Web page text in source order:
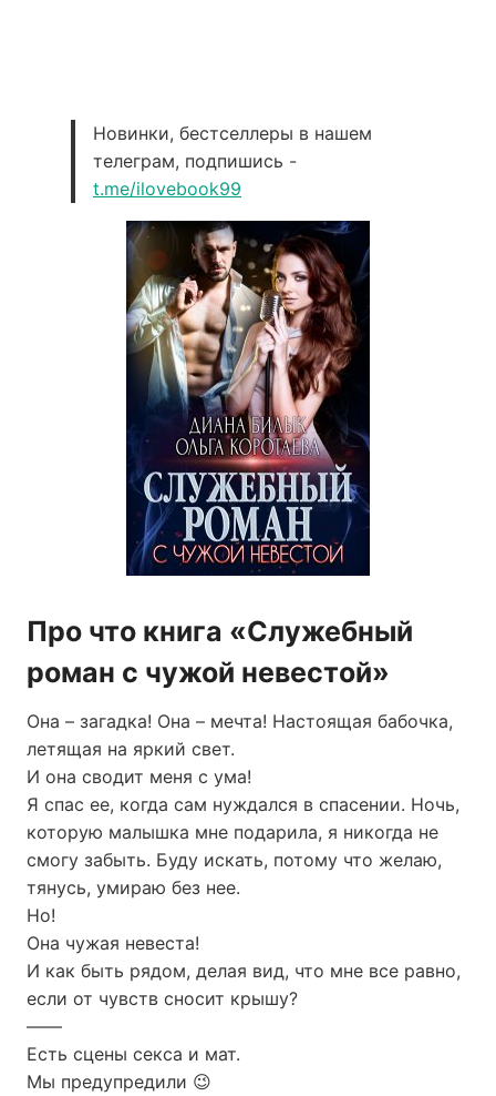
Новинки, бестселлеры в нашем
телеграм, подпишись -
t.me/ilovebook99
Про что книга «Служебный
роман с чужой невестой»
Она – загадка! Она – мечта! Настоящая бабочка,
летящая на яркий свет.
И она сводит меня с ума!
Я спас ее, когда сам нуждался в спасении. Ночь,
которую малышка мне подарила, я никогда не
смогу забыть. Буду искать, потому что желаю,
тянусь, умираю без нее.
Но!
Она чужая невеста!
И как быть рядом, делая вид, что мне все равно,
если от чувств сносит крышу?
——
Есть сцены секса и мат.
Мы предупредили 😉